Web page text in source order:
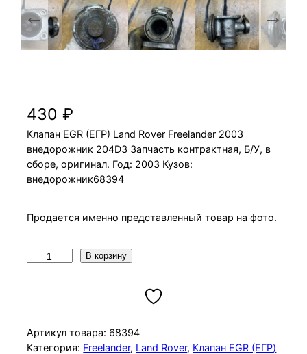
430₽
Клапан EGR (ЕГР) Land Rover Freelander 2003
внедорожник 204D3 Запчасть контрактная, Б/У, в
сборе, оригинал. Год: 2003 Кузов:
внедорожник68394
Продается именно представленный товар на фото.
ч
е
В корзину
Артикул товара: 68394
Категория: Freelander, Land Rover, Клапан EGR (ЕГР)